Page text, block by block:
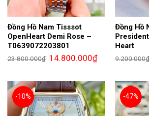
Đồng Hồ Nam Tisssot
OpenHeart Demi Rose –
T0639072203801
23.800.000₫ Giá
gốc
14.800.000₫Giá
hiện
14.800.000₫.
Đồng Hồ
Heart
9.200.000₫
-10%
-47%